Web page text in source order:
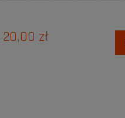
20,00 zł